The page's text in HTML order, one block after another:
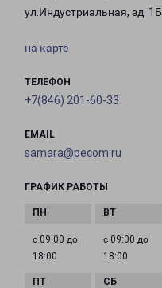
ул.Индустриальная, зд. 1Б
на карте
ТЕЛЕФОН
+7(846) 201-60-33
EMAIL
samara@pecom.ru
ГРАФИК РАБОТЫ
с 09:00 до
18:00
с 09:00 до
18:00